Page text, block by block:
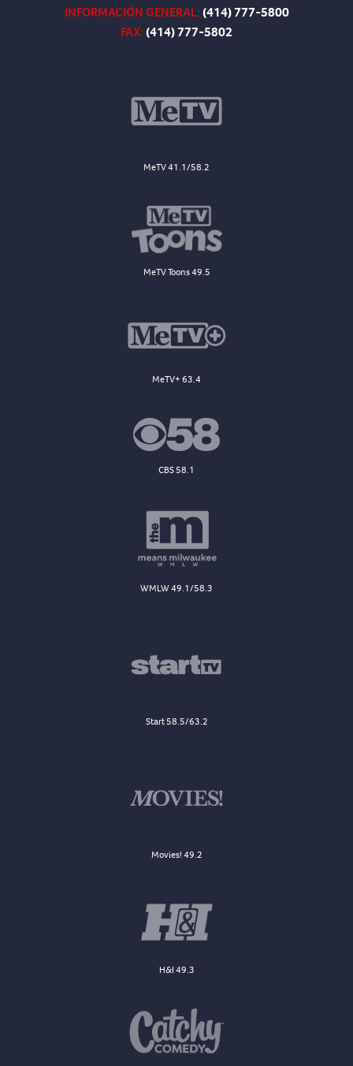
INFORMACIÓN GENERAL:(414) 777-5800
FAX:(414) 777-5802
MeTV 41.1/58.2
MeTV Toons 49.5
MeTV+ 63.4
CBS 58.1
WMLW 49.1/58.3
Start 58.5/63.2
Movies! 49.2
H&I 49.3